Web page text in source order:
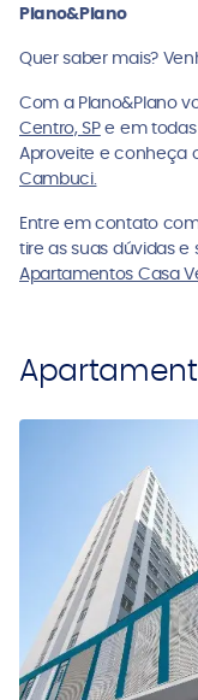
Plano&Plano
Quer saber mais?
Com a Plano&Plano
Centro, SPe em todas
Aproveite e conheça
Cambuci.
Entre em contato
tire as suas dúvidas
Apartamentos Casa